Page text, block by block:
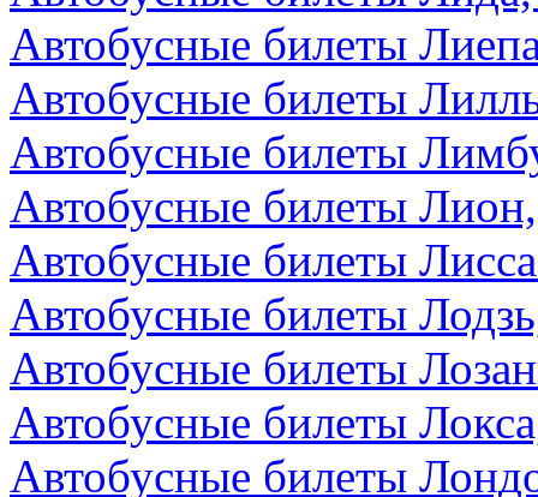
Автобусные билеты
Автобусные билеты
Автобусные билеты
Автобусные билеты
Автобусные билеты
Автобусные билеты
Автобусные билеты
Автобусные билеты
Автобусные билеты